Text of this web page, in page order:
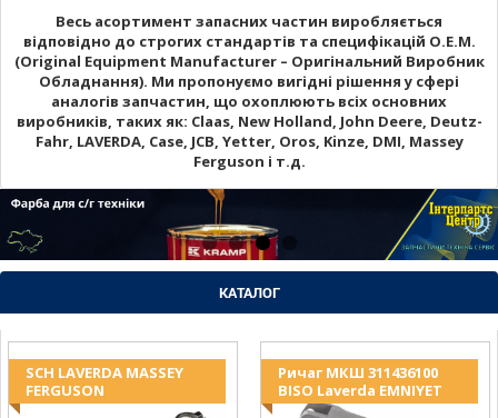
Весь асортимент запасних частин виробляється
відповідно до строгих стандартів та специфікацій O.E.M.
(Original Equipment Manufacturer – Оригінальний Виробник
Обладнання). Ми пропонуємо вигідні рішення у сфері
аналогів запчастин, що охоплюють всіх основних
виробників, таких як: Claas, New Holland, John Deere, Deutz-
Fahr, LAVERDA, Case, JCB, Yetter, Oros, Kinze, DMI, Massey
Ferguson і т.д.
КАТАЛОГ
SCH LAVERDA MASSEY
FERGUSON
Ричаг МКШ 311436100
BISO Laverda EMNIYET